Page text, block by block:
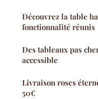
Découvrez la table
fonctionnalité réunis
Des tableaux pas
accessible
Livraison roses
50€